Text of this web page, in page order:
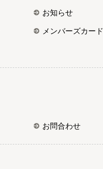
お知らせ
メンバーズカード
お問合わせ